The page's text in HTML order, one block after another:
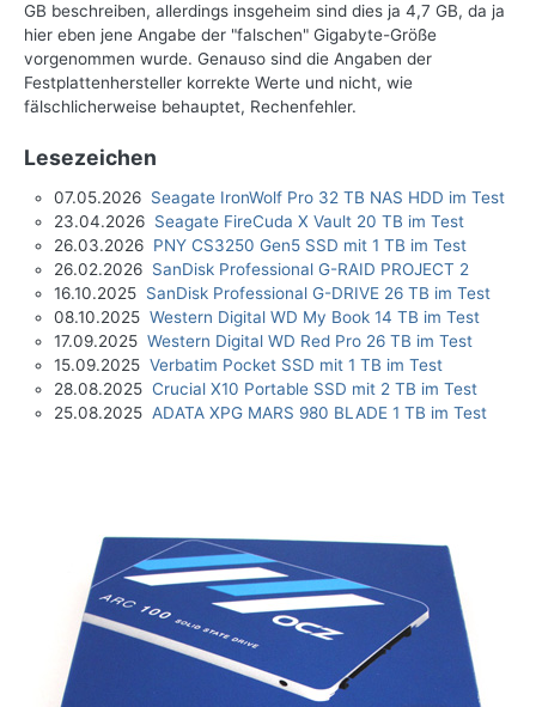
GB beschreiben, allerdings insgeheim sind dies ja 4,7 GB, da ja
hier eben jene Angabe der "falschen" Gigabyte-Größe
vorgenommen wurde. Genauso sind die Angaben der
Festplattenhersteller korrekte Werte und nicht, wie
fälschlicherweise behauptet, Rechenfehler.
Lesezeichen
07.05.2026 Seagate IronWolf Pro 32 TB NAS HDD im Test
23.04.2026 Seagate FireCuda X Vault 20 TB im Test
26.03.2026 PNY CS3250 Gen5 SSD mit 1 TB im Test
26.02.2026 SanDisk Professional G-RAID PROJECT 2
16.10.2025 SanDisk Professional G-DRIVE 26 TB im Test
08.10.2025 Western Digital WD My Book 14 TB im Test
17.09.2025 Western Digital WD Red Pro 26 TB im Test
15.09.2025 Verbatim Pocket SSD mit 1 TB im Test
28.08.2025 Crucial X10 Portable SSD mit 2 TB im Test
25.08.2025 ADATA XPG MARS 980 BLADE 1 TB im Test